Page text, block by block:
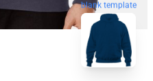
blank template